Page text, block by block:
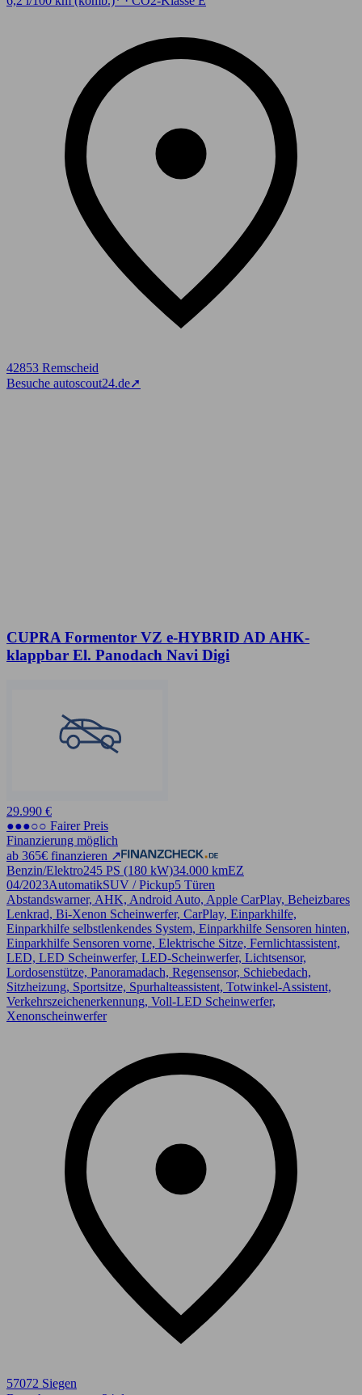
42853 Remscheid
Besuche autoscout24.de➚
CUPRA Formentor VZ e-HYBRID AD AHK-
klappbar El. Panodach Navi Digi
29.990 €
●●●○○ Fairer Preis
Finanzierung möglich
ab 365€ finanzieren ↗
Benzin/Elektro245 PS (180 kW)34.000 kmEZ
04/2023AutomatikSUV / Pickup5 Türen
Abstandswarner, AHK, Android Auto, Apple CarPlay, Beheizbares
Lenkrad, Bi-Xenon Scheinwerfer, CarPlay, Einparkhilfe,
Einparkhilfe selbstlenkendes System, Einparkhilfe Sensoren hinten,
Einparkhilfe Sensoren vorne, Elektrische Sitze, Fernlichtassistent,
LED, LED Scheinwerfer, LED-Scheinwerfer, Lichtsensor,
Lordosenstütze, Panoramadach, Regensensor, Schiebedach,
Sitzheizung, Sportsitze, Spurhalteassistent, Totwinkel-Assistent,
Verkehrszeichenerkennung, Voll-LED Scheinwerfer,
Xenonscheinwerfer
57072 Siegen